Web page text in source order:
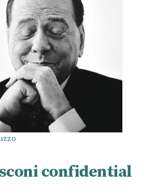
confidential